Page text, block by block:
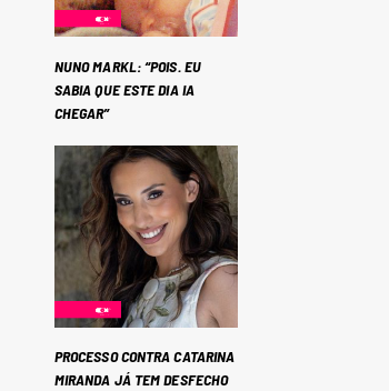
NUNO MARKL: “POIS. EU
SABIA QUE ESTE DIA IA
CHEGAR”
PROCESSO CONTRA CATARINA
MIRANDA JÁ TEM DESFECHO